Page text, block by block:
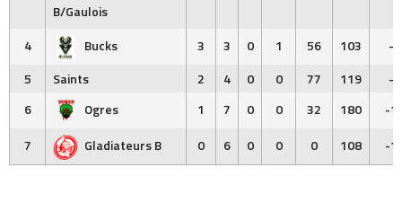
B/Gaulois
4 Bucks 3 3 0 1 56 103
-
5
Saints 2 4 0 0 77 119
-
6
Ogres 1 7 0 0 32 180
-
7
Gladiateurs B 0 6 0 0 0 108 -